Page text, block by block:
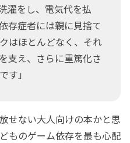
濯をし、電気代を払
存症者には親に見捨て
はほとんどなく、それ
支え、さらに重篤化さ
す」
せない大人向けの本かと思
ものゲーム依存を最も心配